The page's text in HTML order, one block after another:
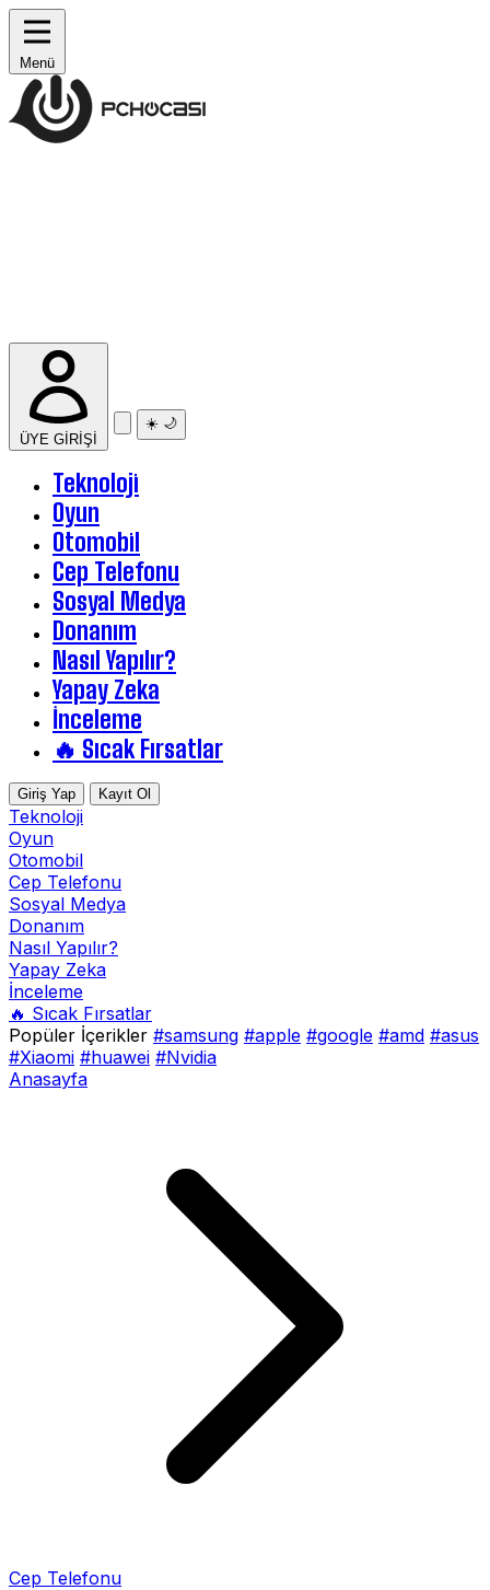
Menü
ÜYE GİRİŞİ
☀️ 🌙
Teknoloji
Oyun
Otomobil
Cep Telefonu
Sosyal Medya
Donanım
Nasıl Yapılır?
Yapay Zeka
İnceleme
🔥 Sıcak Fırsatlar
Giriş Yap Kayıt Ol
Teknoloji
Oyun
Otomobil
Cep Telefonu
Sosyal Medya
Donanım
Nasıl Yapılır?
Yapay Zeka
İnceleme
🔥 Sıcak Fırsatlar
Popüler İçerikler #samsung #apple #google #amd #asus
#Xiaomi #huawei #Nvidia
Anasayfa
Cep Telefonu